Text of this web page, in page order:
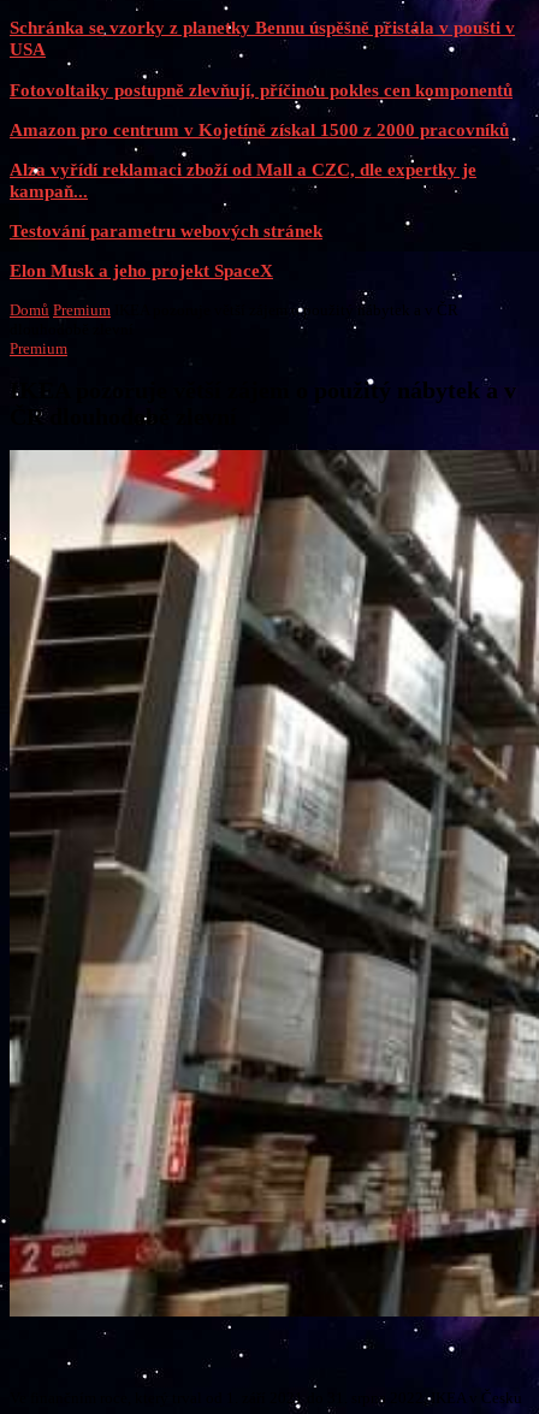
Schránka se vzorky z planetky Bennu úspěšně přistála v poušti v
USA
Fotovoltaiky postupně zlevňují, příčinou pokles cen komponentů
Amazon pro centrum v Kojetíně získal 1500 z 2000 pracovníků
Alza vyřídí reklamaci zboží od Mall a CZC, dle expertky je
kampaň...
Testování parametru webových stránek
Elon Musk a jeho projekt SpaceX
Domů Premium
IKEA pozoruje větší zájem o použitý nábytek a v ČR
Premium
IKEA pozoruje větší zájem o použitý nábytek a v
ČR dlouhodobě zlevní
Ve finančním roce, který trval od 1. září 2021 do 31. srpna 2022, IKEA v Česku